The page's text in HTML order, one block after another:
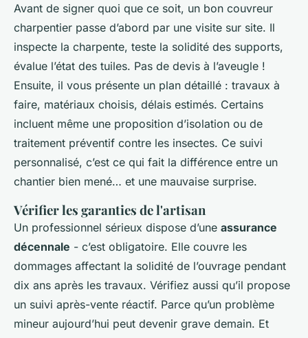
Avant de signer quoi que ce soit, un bon couvreur
charpentier passe d’abord par une visite sur site. Il
inspecte la charpente, teste la solidité des supports,
évalue l’état des tuiles. Pas de devis à l’aveugle !
Ensuite, il vous présente un plan détaillé : travaux à
faire, matériaux choisis, délais estimés. Certains
incluent même une proposition d’isolation ou de
traitement préventif contre les insectes. Ce suivi
personnalisé, c’est ce qui fait la différence entre un
chantier bien mené… et une mauvaise surprise.
Vérifier les garanties de l'artisan
Un professionnel sérieux dispose d’une assurance
décennale - c’est obligatoire. Elle couvre les
dommages affectant la solidité de l’ouvrage pendant
dix ans après les travaux. Vérifiez aussi qu’il propose
un suivi après-vente réactif. Parce qu’un problème
mineur aujourd’hui peut devenir grave demain. Et